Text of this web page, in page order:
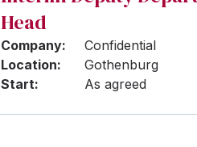
Head
Company:
Confidential
Location:
Gothenburg
Start:
As agreed